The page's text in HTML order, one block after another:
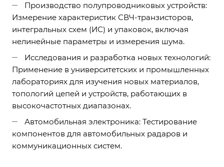
Производство полупроводниковых устройств:
Измерение характеристик СВЧ-транзисторов,
интегральных схем (ИС) и упаковок, включая
нелинейные параметры и измерения шума.
Исследования и разработка новых технологий:
Применение в университетских и промышленных
лабораториях для изучения новых материалов,
топологий цепей и устройств, работающих в
высокочастотных диапазонах.
Автомобильная электроника: Тестирование
компонентов для автомобильных радаров и
коммуникационных систем.